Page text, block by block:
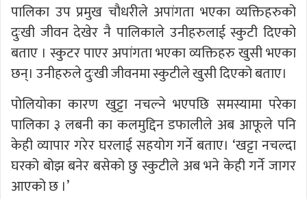
पालिका उप प्रमुख चौधरीले अपांगता भएका व्यक्तिहरुको
दुःखी जीवन देखेर नै पालिकाले उनीहरुलाई स्कुटी दिएको
बताए । स्कुटर पाएर अपांगता भएका व्यक्तिहरु खुसी भएका
छन्। उनीहरुले दुःखी जीवनमा स्कुटीले खुसी दिएको बताए।
पोलियोका कारण खुट्टा नचल्ने भएपछि समस्यामा परेका
पालिका ३ लबनी का कलमुद्दिन डफालीले अब आफूले पनि
केही व्यापार गरेर घरलाई सहयोग गर्ने बताए। ‘खट्टा नचल्दा
घरको बोझ बनेर बसेको छु स्कुटीले अब भने केही गर्ने जागर
आएको छ ।’